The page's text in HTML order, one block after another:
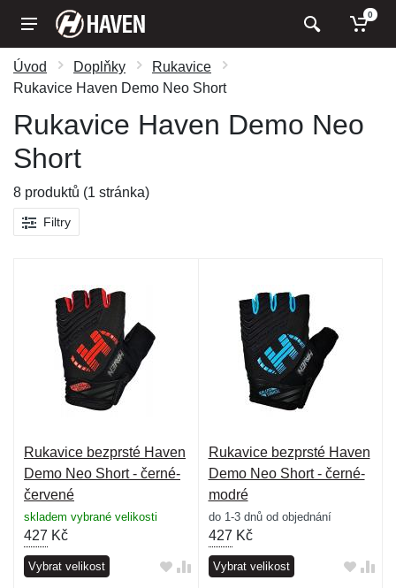
0
Úvod Doplňky
Rukavice
Rukavice Haven Demo Neo Short
Rukavice Haven Demo Neo
Short
8 produktů (1 stránka)
Filtry
Rukavice bezprsté Haven
Demo Neo Short - černé-
červené
skladem vybrané velikosti
427 Kč
Vybrat velikost
Rukavice bezprsté Haven
Demo Neo Short - černé-
modré
do 1-3 dnů od objednání
427 Kč
Vybrat velikost